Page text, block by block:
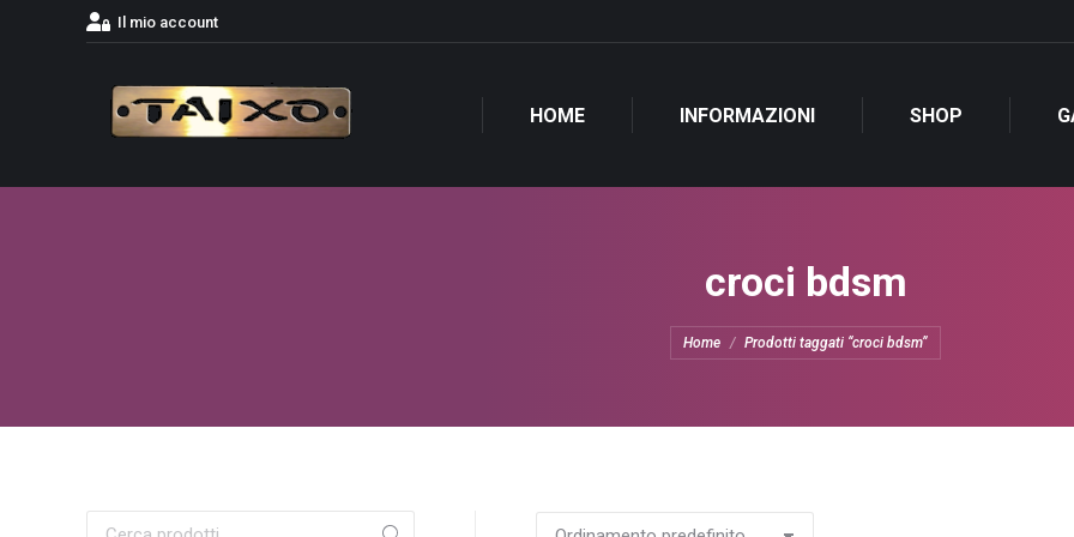
Il mio account
HOME INFORMAZIONI SHOP
croci bdsm
Tu sei qui:
Home Prodotti taggati “croci bdsm”